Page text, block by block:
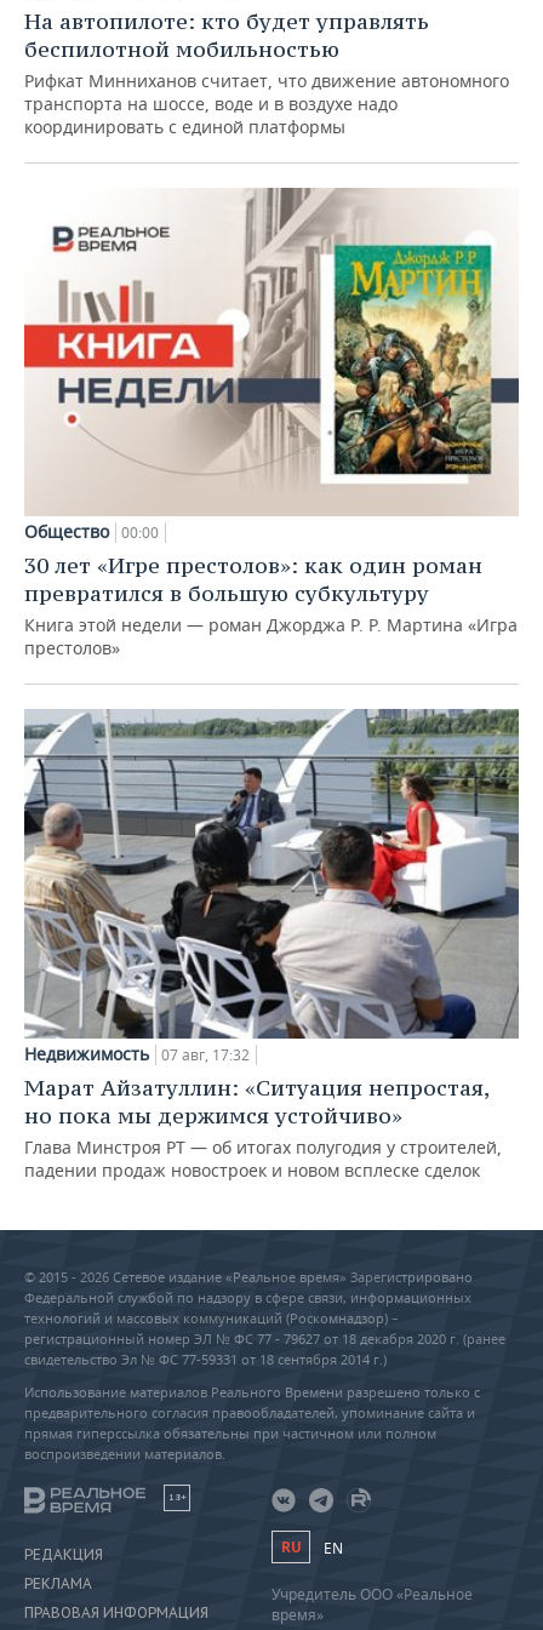
На автопилоте: кто будет управлять
беспилотной мобильностью
Рифкат Минниханов считает, что движение автономного
транспорта на шоссе, воде и в воздухе надо
координировать с единой платформы
Общество 00:00
30 лет «Игре престолов»: как один роман
превратился в большую субкультуру
Книга этой недели — роман Джорджа Р. Р. Мартина «Игра
престолов»
Недвижимость 07 авг, 17:32
Марат Айзатуллин: «Ситуация непростая,
но пока мы держимся устойчиво»
Глава Минстроя РТ — об итогах полугодия у строителей,
падении продаж новостроек и новом всплеске сделок
© 2015 - 2026 Сетевое издание «Реальное время» Зарегистрировано
Федеральной службой по надзору в сфере связи, информационных
технологий и массовых коммуникаций (Роскомнадзор) –
регистрационный номер ЭЛ № ФС 77 - 79627 от 18 декабря 2020 г. (ранее
свидетельство Эл № ФС 77-59331 от 18 сентября 2014 г.)
Использование материалов Реального Времени разрешено только с
предварительного согласия правообладателей, упоминание сайта и
прямая гиперссылка обязательны при частичном или полном
воспроизведении материалов.
18+
РЕДАКЦИЯ
РЕКЛАМА
ПРАВОВАЯ ИНФОРМАЦИЯ
RU EN
Учредитель ООО «Реальное
время»